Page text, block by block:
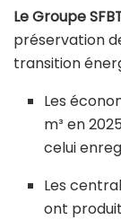
Le Groupe
préservation
transition
Les
m³ en
celui
Les
ont